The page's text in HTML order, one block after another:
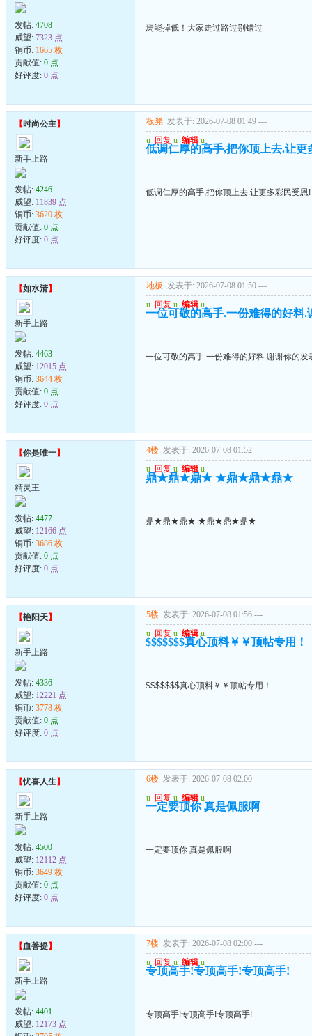
发帖: 4708
威望: 7323 点
铜币: 1665 枚
贡献值: 0 点
好评度: 0 点
焉能掉低！大家走过路过别错过
【时尚公主】
新手上路
发帖: 4246
威望: 11839 点
铜币: 3620 枚
贡献值: 0 点
好评度: 0 点
板凳 发表于: 2026-07-08 01:49 ---
u 回复 u 编辑 u
低调仁厚的高手,把你顶上去.让更
低调仁厚的高手,把你顶上去.让更多彩民受恩!
【如水清】
新手上路
发帖: 4463
威望: 12015 点
铜币: 3644 枚
贡献值: 0 点
好评度: 0 点
地板 发表于: 2026-07-08 01:50 ---
u 回复 u 编辑 u
一位可敬的高手.一份难得的好料.
一位可敬的高手.一份难得的好料.谢谢你的发
【你是唯一】
精灵王
发帖: 4477
威望: 12166 点
铜币: 3686 枚
贡献值: 0 点
好评度: 0 点
4楼 发表于: 2026-07-08 01:52 ---
u 回复 u 编辑 u
鼎★鼎★鼎★ ★鼎★鼎★鼎★
鼎★鼎★鼎★ ★鼎★鼎★鼎★
【艳阳天】
新手上路
发帖: 4336
威望: 12221 点
铜币: 3778 枚
贡献值: 0 点
好评度: 0 点
5楼 发表于: 2026-07-08 01:56 ---
u 回复 u 编辑 u
$$$$$$$真心顶料￥￥顶帖专用！
$$$$$$$真心顶料￥￥顶帖专用！
【忧喜人生】
新手上路
发帖: 4500
威望: 12112 点
铜币: 3649 枚
贡献值: 0 点
好评度: 0 点
6楼 发表于: 2026-07-08 02:00 ---
u 回复 u 编辑 u
一定要顶你 真是佩服啊
一定要顶你 真是佩服啊
【血菩提】
新手上路
发帖: 4401
威望: 12173 点
7楼 发表于: 2026-07-08 02:00 ---
u 回复 u 编辑 u
专顶高手!专顶高手!专顶高手!
专顶高手!专顶高手!专顶高手!